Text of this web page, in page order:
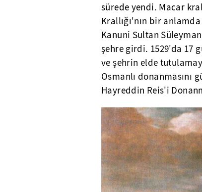
sürede yendi. Macar
Krallığı'nın bir
Kanuni Sultan
şehre girdi. 1529'da 17
ve şehrin elde
Osmanlı donanmasını
Hayreddin Reis'i